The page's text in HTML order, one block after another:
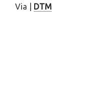
Via | DTM